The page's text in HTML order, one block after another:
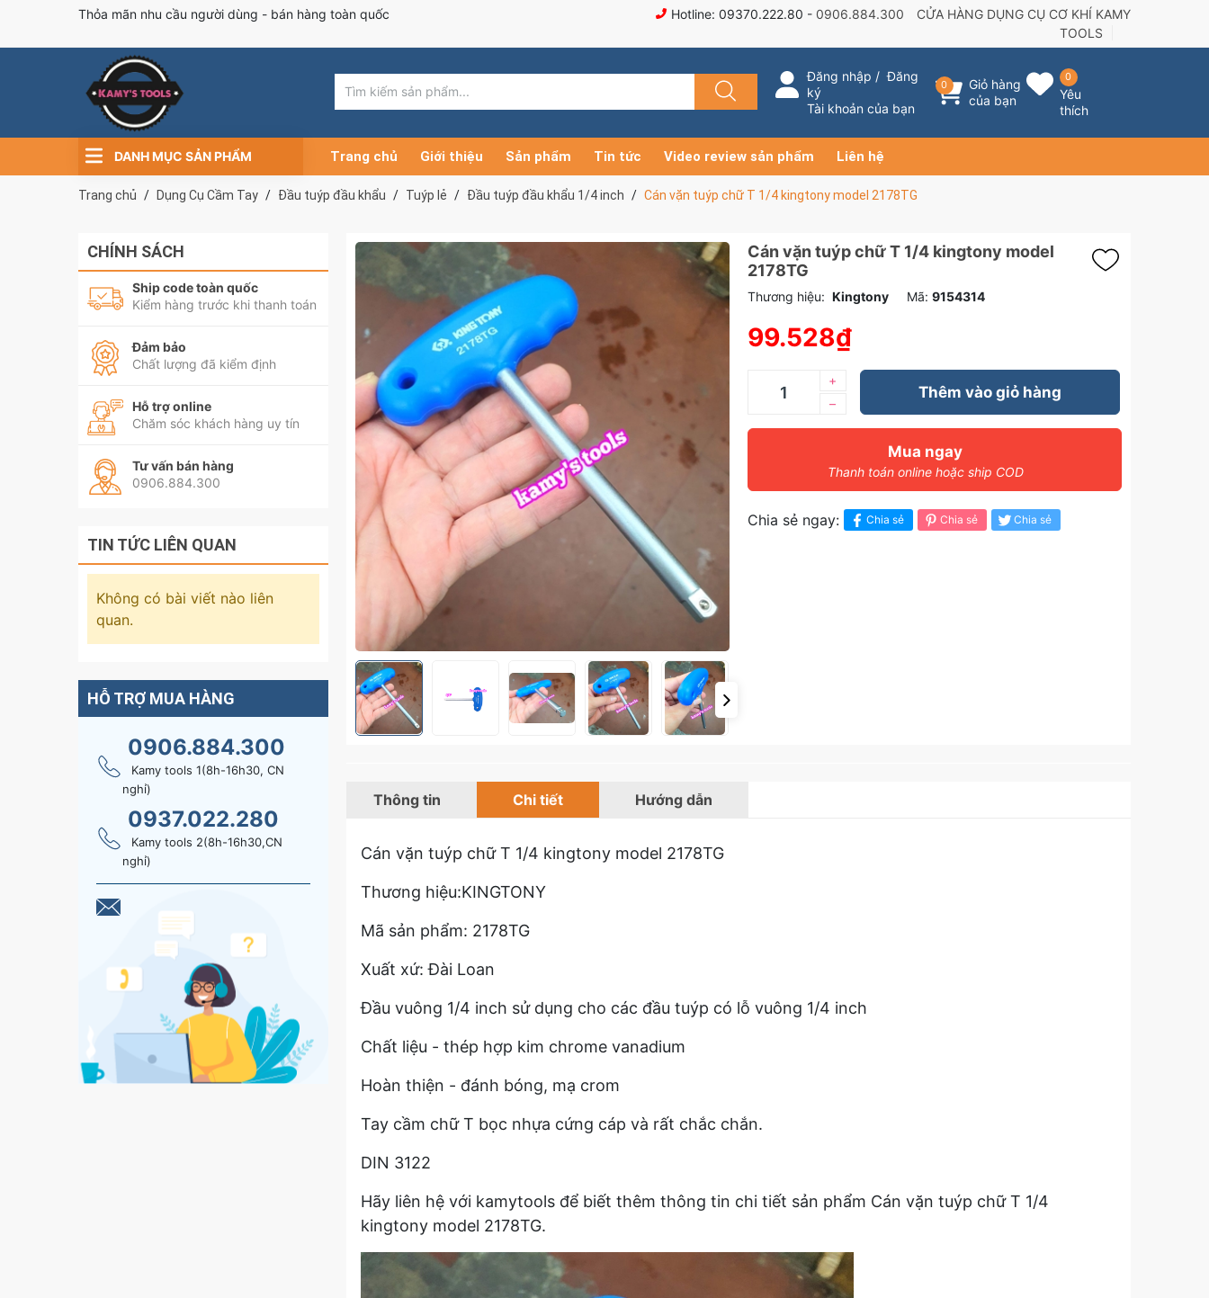
Thỏa mãn nhu cầu người dùng - bán hàng toàn quốc Hotline: 09370.222.80 - 0906.884.300
CỬA HÀNG DỤNG CỤ CƠ KHÍ KAMY
TOOLS
Đăng nhập /Đăng
ký
Tài khoản của bạn
0
Giỏ hàng
của bạn
0
Yêu
thích
DANH MỤC SẢN PHẨM Trang chủ Giới thiệu Sản phẩm Tin tức Video review sản phẩm Liên hệ
Trang chủ Dụng Cụ Cầm Tay Đầu tuýp đầu khẩu Tuýp lẻ Đầu tuýp đầu khẩu 1/4 inch Cán vặn tuýp chữ T 1/4 kingtony model 2178TG
Cán vặn tuýp chữ T 1/4 kingtony model
2178TG
Thương hiệu: Kingtony Mã: 9154314
99.528₫
–
+
Thêm vào giỏ hàng
Mua ngay
Thanh toán online hoặc ship COD
Chia sẻ ngay: Chia sẻ Chia sẻ Chia sẻ
Thông tin Chi tiết Hướng dẫn
Cán vặn tuýp chữ T 1/4 kingtony model 2178TG
Thương hiệu:KINGTONY
Mã sản phẩm: 2178TG
Xuất xứ: Đài Loan
Đầu vuông 1/4 inch sử dụng cho các đầu tuýp có lỗ vuông 1/4 inch
Chất liệu - thép hợp kim chrome vanadium
Hoàn thiện - đánh bóng, mạ crom
Tay cầm chữ T bọc nhựa cứng cáp và rất chắc chắn.
DIN 3122
Hãy liên hệ với kamytools để biết thêm thông tin chi tiết sản phẩm Cán vặn tuýp chữ T 1/4
kingtony model 2178TG.
CHÍNH SÁCH
Ship code toàn quốc
Kiểm hàng trước khi thanh toán
Đảm bảo
Chất lượng đã kiểm định
Hỗ trợ online
Chăm sóc khách hàng uy tín
Tư vấn bán hàng
0906.884.300
TIN TỨC LIÊN QUAN
Không có bài viết nào liên
quan.
HỖ TRỢ MUA HÀNG
0906.884.300
Kamy tools 1(8h-16h30, CN
nghỉ)
0937.022.280
Kamy tools 2(8h-16h30,CN
nghỉ)